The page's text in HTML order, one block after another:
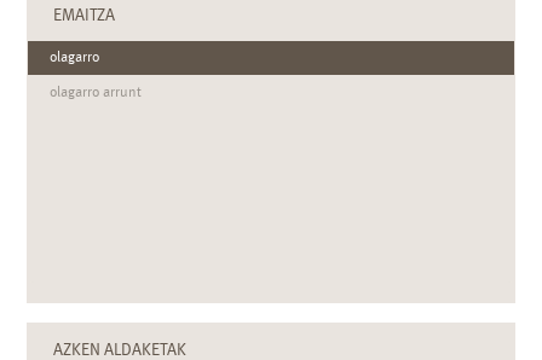
EMAITZA
olagarro
olagarro arrunt
AZKEN ALDAKETAK